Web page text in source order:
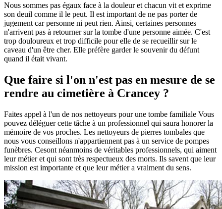
Nous sommes pas égaux face à la douleur et chacun vit et exprime
son deuil comme il le peut. Il est important de ne pas porter de
jugement car personne ni peut rien. Ainsi, certaines personnes
n'arrivent pas à retourner sur la tombe d'une personne aimée. C'est
trop douloureux et trop difficile pour elle de se recueillir sur le
caveau d'un être cher. Elle préfère garder le souvenir du défunt
quand il était vivant.
Que faire si l'on n'est pas en mesure de se
rendre au cimetière à Crancey ?
Faites appel à l'un de nos nettoyeurs pour une tombe familiale Vous
pouvez déléguer cette tâche à un professionnel qui saura honorer la
mémoire de vos proches. Les nettoyeurs de pierres tombales que
nous vous conseillons n'appartiennent pas à un service de pompes
funèbres. Cesont néanmoins de véritables professionnels, qui aiment
leur métier et qui sont très respectueux des morts. Ils savent que leur
mission est importante et que leur métier a vraiment du sens.